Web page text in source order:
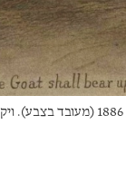
ויקימדיה.